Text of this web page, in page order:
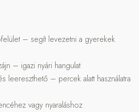
– segít levezetni a gyerekek
– igazi nyári hangulat
leereszthető – percek alatt használatra
vagy nyaraláshoz